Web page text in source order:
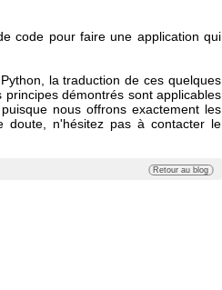
code pour faire une application qui
la traduction de ces quelques
démontrés sont applicables
nous offrons exactement les
doute, n'hésitez pas à contacter le
Retour au blog